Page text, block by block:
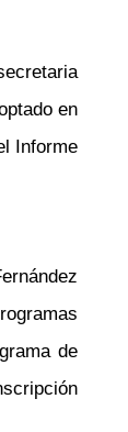
en
Informe
de